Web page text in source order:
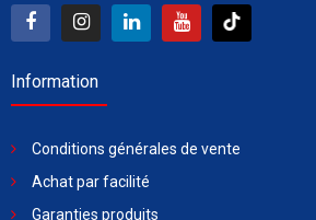
Information
Conditions générales de vente
Achat par facilité
Garanties produits